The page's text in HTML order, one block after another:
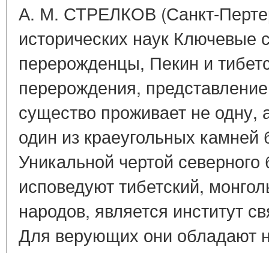
А. М. СТРЕЛКОВ (Санкт-
исторических наук Ключевые
перерожденцы, Пекин и
перерождения,
существо проживает не одну,
один из краеугольных камней
Уникальной чертой
исповедуют тибетский,
народов, является институт
Для верующих они обладают